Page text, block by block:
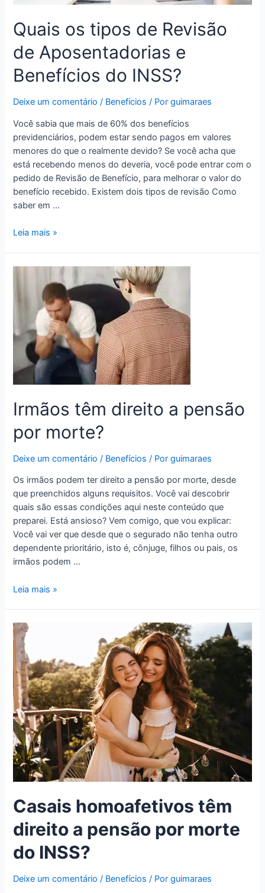
Quais os tipos de Revisão
de Aposentadorias e
Benefícios do INSS?
Deixe um comentário / Benefícios / Porguimaraes
Você sabia que mais de 60% dos benefícios
previdenciários, podem estar sendo pagos em valores
menores do que o realmente devido? Se você acha que
está recebendo menos do deveria, você pode entrar com o
pedido de Revisão de Benefício, para melhorar o valor do
benefício recebido. Existem dois tipos de revisão Como
saber em …
Leia mais »
Irmãos têm direito a pensão
por morte?
Deixe um comentário / Benefícios / Porguimaraes
Os irmãos podem ter direito a pensão por morte, desde
que preenchidos alguns requisitos. Você vai descobrir
quais são essas condições aqui neste conteúdo que
preparei. Está ansioso? Vem comigo, que vou explicar:
Você vai ver que desde que o segurado não tenha outro
dependente prioritário, isto é, cônjuge, filhos ou pais, os
irmãos podem …
Leia mais »
Casais homoafetivos têm
direito a pensão por morte
do INSS?
Deixe um comentário / Benefícios / Porguimaraes